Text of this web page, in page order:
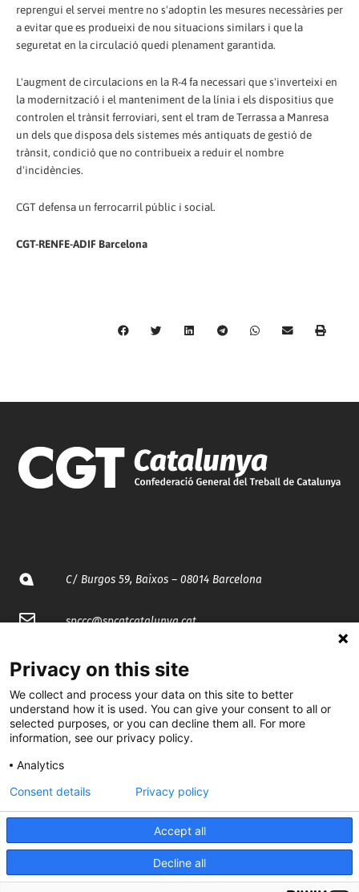
reprengui el servei mentre no s'adoptin les mesures necessàries per
a evitar que es produeixi de nou situacions similars i que la
seguretat en la circulació quedi plenament garantida.
L'augment de circulacions en la R-4 fa necessari que s'inverteixi en
la modernització i el manteniment de la línia i els dispositius que
controlen el trànsit ferroviari, sent el tram de Terrassa a Manresa
un dels que disposa dels sistemes més antiquats de gestió de
trànsit, condició que no contribueix a reduir el nombre
d'incidències.
CGT defensa un ferrocarril públic i social.
CGT-RENFE-ADIF Barcelona
C/ Burgos 59, Baixos – 08014 Barcelona
spccc@spcgtcatalunya.cat
@CGTCatalunya
cgtcatalunya
CGTCatalunya
cgtcatalunya
Desenvolupat per
Privacy on this site
We collect and process your data on this site to better
understand how it is used. You can give your consent to all or
selected purposes, or you can decline them all. For more
information, see our privacy policy.
Analytics
Accept all
Decline all
Consent details Privacy policy